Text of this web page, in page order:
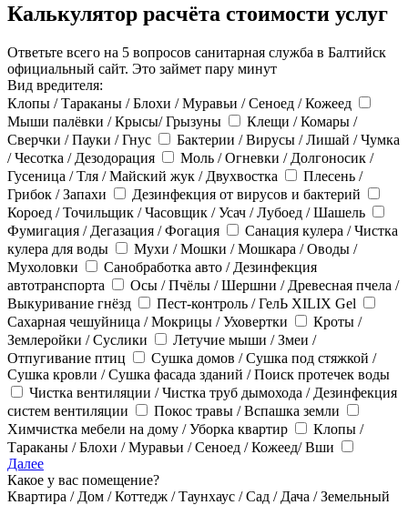
Калькулятор расчёта стоимости услуг
Ответьте всего на 5 вопросов санитарная служба в Балтийск
официальный сайт. Это займет пару минут
Вид вредителя:
Клопы / Тараканы / Блохи / Муравьи / Сеноед / Кожеед
Мыши палёвки / Крысы/ Грызуны
Клещи / Комары /
Сверчки / Пауки / Гнус
Бактерии / Вирусы / Лишай / Чумка
/ Чесотка / Дезодорация
Моль / Огневки / Долгоносик /
Гусеница / Тля / Майский жук / Двухвостка
Плесень /
Грибок / Запахи
Дезинфекция от вирусов и бактерий
Короед / Точильщик / Часовщик / Усач / Лубоед / Шашель
Фумигация / Дегазация / Фогация
Санация кулера / Чистка
кулера для воды
Мухи / Мошки / Мошкара / Оводы /
Мухоловки
Санобработка авто / Дезинфекция
автотранспорта
Осы / Пчёлы / Шершни / Древесная пчела /
Выкуривание гнёзд
Пест-контроль / ГелЬ XILIX Gel
Сахарная чешуйница / Мокрицы / Уховертки
Кроты /
Землеройки / Суслики
Летучие мыши / Змеи /
Отпугивание птиц
Сушка домов / Сушка под стяжкой /
Сушка кровли / Сушка фасада зданий / Поиск протечек воды
Чистка вентиляции / Чистка труб дымохода / Дезинфекция
систем вентиляции
Покос травы / Вспашка земли
Химчистка мебели на дому / Уборка квартир
Клопы /
Тараканы / Блохи / Муравьи / Сеноед / Кожеед/ Вши
Далее
Какое у вас помещение?
Квартира / Дом / Коттедж / Таунхаус / Сад / Дача / Земельный